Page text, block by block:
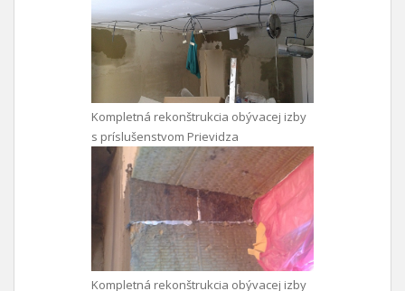
Kompletná rekonštrukcia obývacej izby
s príslušenstvom Prievidza
Kompletná rekonštrukcia obývacej izby